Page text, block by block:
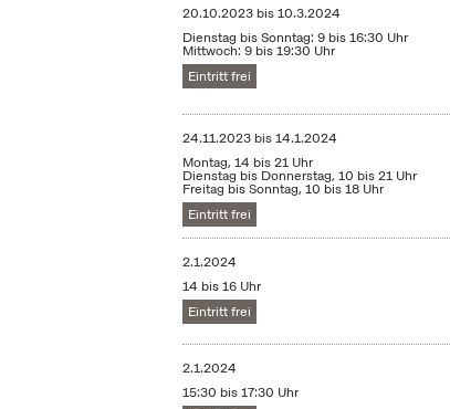
20.10.2023 bis10.3.2024
Dienstag bis Sonntag: 9 bis 16:30 Uhr
Mittwoch: 9 bis 19:30 Uhr
Eintritt frei
24.11.2023 bis14.1.2024
Montag, 14 bis 21 Uhr
Dienstag bis Donnerstag, 10 bis 21 Uhr
Freitag bis Sonntag, 10 bis 18 Uhr
Eintritt frei
2.1.2024
14 bis 16 Uhr
Eintritt frei
2.1.2024
15:30 bis 17:30 Uhr